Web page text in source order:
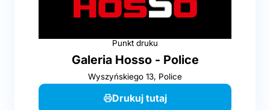
Punkt druku
Galeria Hosso - Police
Wyszyńskiego 13, Police
Drukuj tutaj